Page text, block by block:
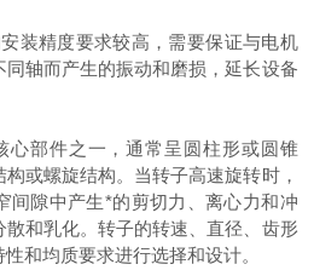
装精度要求较高，需要保证与电机
轴而产生的振动和磨损，延长设备
心部件之一，通常呈圆柱形或圆锥
或螺旋结构。当转子高速旋转时，
间隙中产生*的剪切力、离心力和冲
和乳化。转子的转速、直径、齿形
和均质要求进行选择和设计。